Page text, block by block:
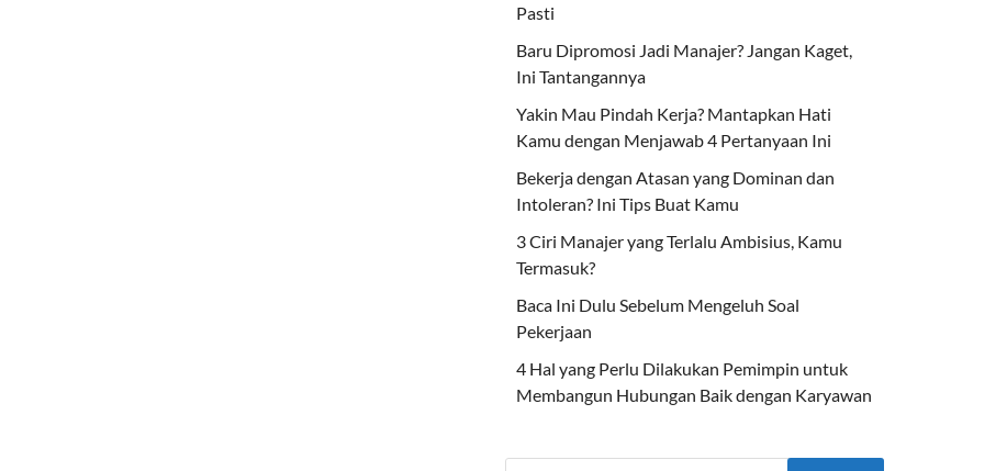
Pasti
Baru Dipromosi Jadi Manajer? Jangan Kaget,
Ini Tantangannya
Yakin Mau Pindah Kerja? Mantapkan Hati
Kamu dengan Menjawab 4 Pertanyaan Ini
Bekerja dengan Atasan yang Dominan dan
Intoleran? Ini Tips Buat Kamu
3 Ciri Manajer yang Terlalu Ambisius, Kamu
Termasuk?
Baca Ini Dulu Sebelum Mengeluh Soal
Pekerjaan
4 Hal yang Perlu Dilakukan Pemimpin untuk
Membangun Hubungan Baik dengan Karyawan